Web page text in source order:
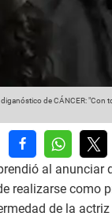
de CÁNCER: "Con
al anunciar
realizarse como
de la